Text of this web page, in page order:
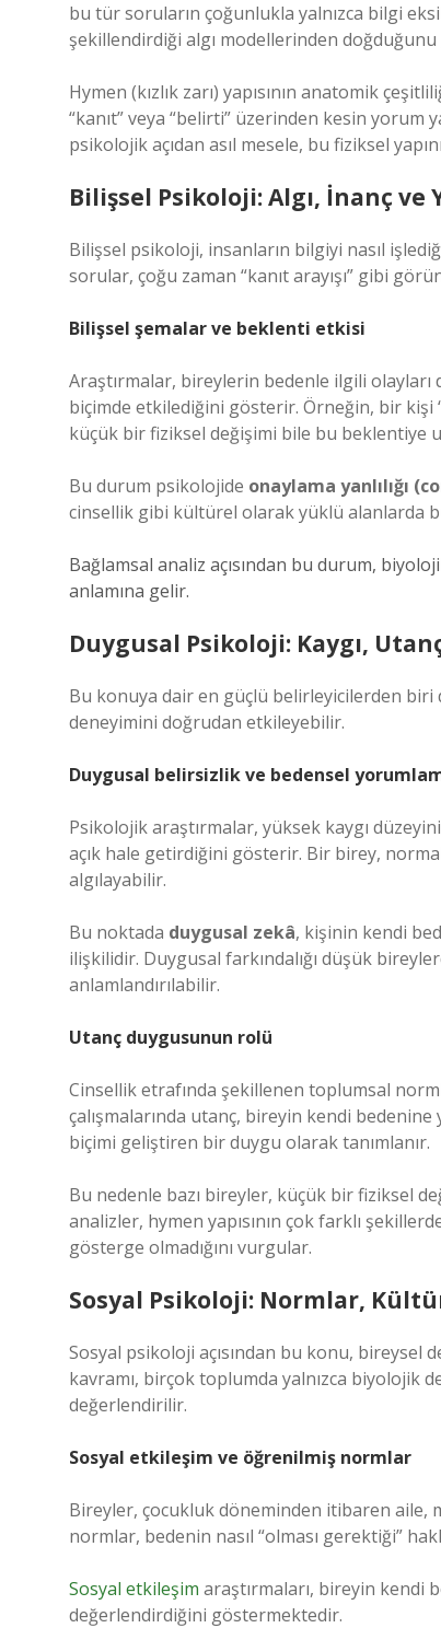
bu tür soruların çoğunlukla yalnızca bilgi
şekillendirdiği algı modellerinden
Hymen (kızlık zarı) yapısının anatomik
“kanıt” veya “belirti” üzerinden kesin yorum
psikolojik açıdan asıl mesele, bu fiziksel
Bilişsel Psikoloji: Algı, İnanç ve
Bilişsel psikoloji, insanların bilgiyi nasıl
sorular, çoğu zaman “kanıt arayışı” gibi
Bilişsel şemalar ve beklenti etkisi
Araştırmalar, bireylerin bedenle ilgili olayları
biçimde etkilediğini gösterir. Örneğin, bir kişi
küçük bir fiziksel değişimi bile bu beklentiye
Bu durum psikolojide onaylama yanlılığı
cinsellik gibi kültürel olarak yüklü alanlarda
Bağlamsal analiz açısından bu durum,
anlamına gelir.
Duygusal Psikoloji: Kaygı,
Bu konuya dair en güçlü belirleyicilerden biri
deneyimini doğrudan etkileyebilir.
Duygusal belirsizlik ve bedensel
Psikolojik araştırmalar, yüksek kaygı
açık hale getirdiğini gösterir. Bir birey,
algılayabilir.
Bu noktada duygusal zekâ, kişinin kendi
ilişkilidir. Duygusal farkındalığı düşük
anlamlandırılabilir.
Utanç duygusunun rolü
Cinsellik etrafında şekillenen toplumsal
çalışmalarında utanç, bireyin kendi bedenine
biçimi geliştiren bir duygu olarak tanımlanır.
Bu nedenle bazı bireyler, küçük bir fiziksel
analizler, hymen yapısının çok farklı
gösterge olmadığını vurgular.
Sosyal Psikoloji: Normlar,
Sosyal psikoloji açısından bu konu, bireysel
kavramı, birçok toplumda yalnızca biyolojik
değerlendirilir.
Sosyal etkileşim ve öğrenilmiş normlar
Bireyler, çocukluk döneminden itibaren aile,
normlar, bedenin nasıl “olması gerektiği”
Sosyal etkileşim araştırmaları, bireyin kendi
değerlendirdiğini göstermektedir.